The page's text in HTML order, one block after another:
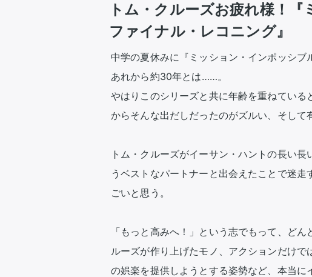
トム・クルーズお疲れ様！
ファイナル・レコニング』
中学の夏休みに『ミッション・インポッシブ
あれから約30年とは……。
やはりこのシリーズと共に年齢を重ねてい
からそんな出だしだったのがズルい、そして
トム・クルーズがイーサン・ハントの長い
うベストなパートナーと出会えたことで迷
ごいと思う。
「もっと高みへ！」という志でもって、ど
ルーズが作り上げたモノ、アクションだけ
の娯楽を提供しようとする姿勢など、本当